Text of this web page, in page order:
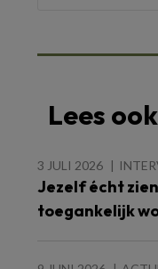
Lees ook
3 JULI 2026
Jezelf écht
toegankelijk